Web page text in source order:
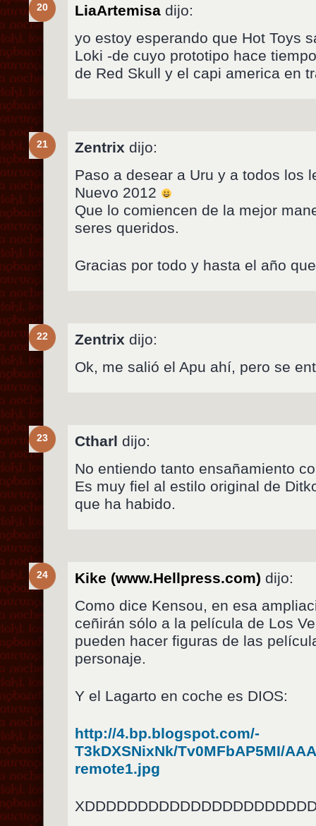
20 LiaArtemisa dijo:
yo estoy esperando que Hot Toys
Loki -de cuyo prototipo hace
de Red Skull y el capi america en
21 Zentrix dijo:
Paso a desear a Uru y a todos los
Nuevo 2012
Que lo comiencen de la mejor
seres queridos.
Gracias por todo y hasta el año
22 Zentrix dijo:
Ok, me salió el Apu ahí, pero se
23 Ctharl dijo:
No entiendo tanto ensañamiento
Es muy fiel al estilo original de
que ha habido.
24 Kike (www.Hellpress.com) dijo:
Como dice Kensou, en esa
ceñirán sólo a la película de Los
pueden hacer figuras de las
personaje.
Y el Lagarto en coche es DIOS:
http://4.bp.blogspot.com/-
T3kDXSNixNk/Tv0MFbAP5MI/
remote1.jpg